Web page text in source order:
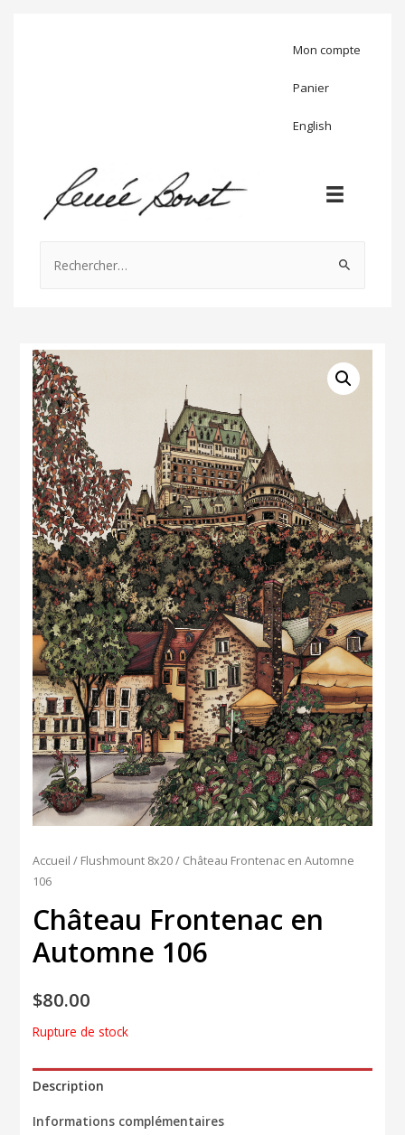
Mon compte
Panier
English
Accueil / Flushmount 8x20/ Château Frontenac en Automne
106
Château Frontenac en
Automne 106
$80.00
Rupture de stock
Description
Informations complémentaires